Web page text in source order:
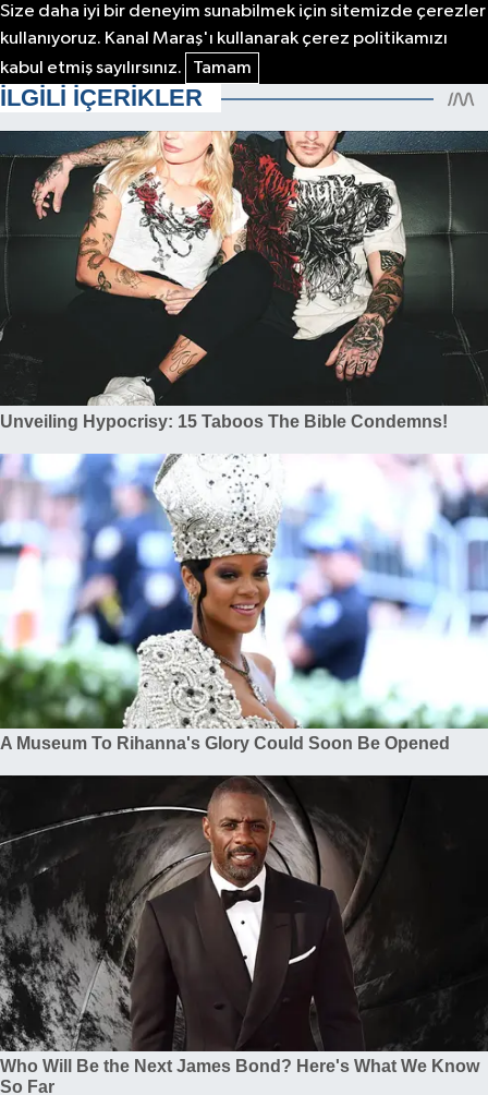
Size daha iyi bir deneyim sunabilmek için sitemizde çerezler
kullanıyoruz. Kanal Maraş'ı kullanarak çerez politikamızı
kabul etmiş sayılırsınız.
Tamam